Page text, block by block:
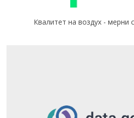
Квалитет на воздух - мерни